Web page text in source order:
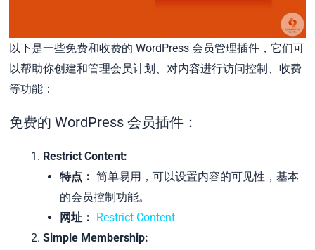
以下是一些免费和收费的 WordPress 会员管理插件，它们可
以帮助你创建和管理会员计划、对内容进行访问控制、收费
等功能：
免费的 WordPress 会员插件：
Restrict Content:
特点： 简单易用，可以设置内容的可见性，基本
的会员控制功能。
网址： Restrict Content
Simple Membership: